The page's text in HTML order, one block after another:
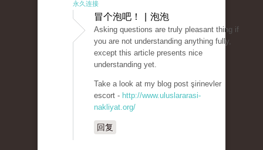
永久连接
冒个泡吧！ | 泡泡
Asking questions are truly pleasant thing if
you are not understanding anything fully,
except this article presents nice
understanding yet.
Take a look at my blog post şirinevler
escort - http://www.uluslararasi-
nakliyat.org/
回复